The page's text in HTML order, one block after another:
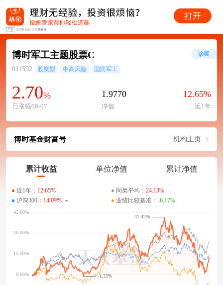
博时军工主题股票C
011592 股票型 中高风险 国防军工
2.70%
日涨幅08-07
1.9770
净值
12.65%
近1年
诊断
博时基金财富号 机构主页
累计收益 单位净值 累计净值
近1年： 12.65% 同类平均： 24.13%
沪深300： 14.09% 业绩比较基准： -6.17%
-1.25%
41.42%